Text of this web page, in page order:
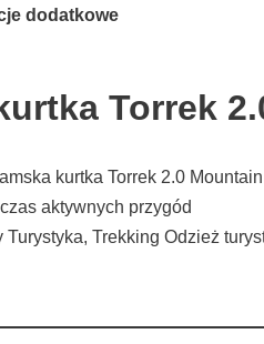
dodatkowe
Torrek
kurtka Torrek 2.0
aktywnych przygód
Turystyka, Trekking Odzież